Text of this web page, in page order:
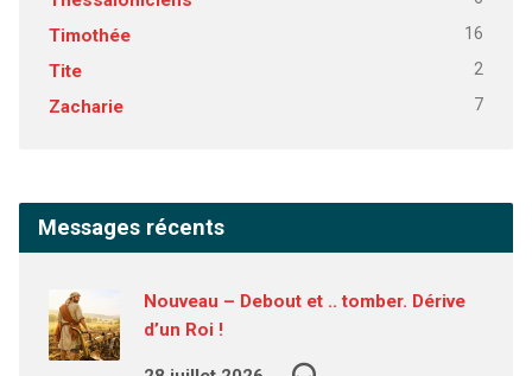
Timothée 16
Tite 2
Zacharie 7
Messages récents
Nouveau – Debout et .. tomber. Dérive
d’un Roi !